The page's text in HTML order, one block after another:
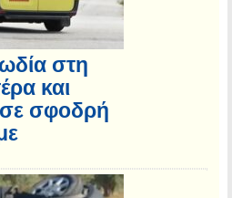
στη
και
σε σφοδρή